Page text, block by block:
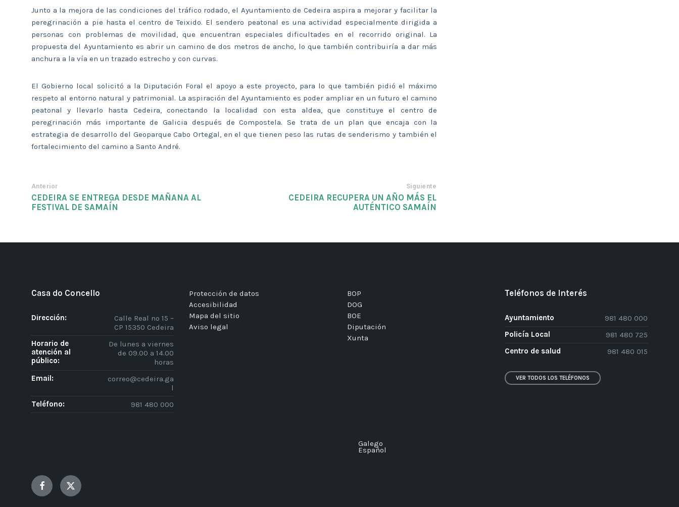
Junto a la mejora de las condiciones del tráfico rodado, el Ayuntamiento de Cedeira aspira a mejorar y facilitar la
peregrinación a pie hasta el centro de Teixido. El sendero peatonal es una actividad especialmente dirigida a
personas con problemas de movilidad, que encuentran especiales dificultades en el recorrido original. La
propuesta del Ayuntamiento es abrir un camino de dos metros de ancho, lo que también contribuiría a dar más
anchura a la vía en un trazado estrecho y con curvas.
El Gobierno local solicitó a la Diputación Foral el apoyo a este proyecto, para lo que también pidió el máximo
respeto al entorno natural y patrimonial. La aspiración del Ayuntamiento es poder ampliar en un futuro el camino
peatonal y llevarlo hasta Cedeira, conectando la localidad con esta aldea, que constituye el centro de
peregrinación más importante de Galicia después de Compostela. Se trata de un plan que encaja con la
estrategia de desarrollo del Geoparque Cabo Ortegal, en el que tienen peso las rutas de senderismo y también el
fortalecimiento del camino a Santo André.
Anterior
CEDEIRA SE ENTREGA DESDE MAÑANA AL
FESTIVAL DE SAMAÍN
Siguiente
CEDEIRA RECUPERA UN AÑO MÁS EL
AUTÉNTICO SAMAÍN
Casa do Concello
Dirección:
Calle Real nº 15 –
CP 15350 Cedeira
Horario de
atención al
público:
De lunes a viernes
de 09.00 a 14.00
horas
Email:
correo@cedeira.ga
l
Teléfono:
981 480 000
Protección de datos
Accesibilidad
Mapa del sitio
Aviso legal
BOP
DOG
BOE
Diputación
Xunta
Teléfonos de Interés
Ayuntamiento
981 480 000
Policía Local
981 480 725
Centro de salud
981 480 015
VER TODOS LOS TELÉFONOS
Galego
Español
Facebook Twitter